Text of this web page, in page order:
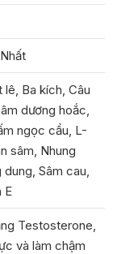
lê, Ba kích, Câu
dương hoắc,
ngọc cẩu, L-
sâm, Nhung
Sâm cau,
E
Testosterone,
và làm chậm